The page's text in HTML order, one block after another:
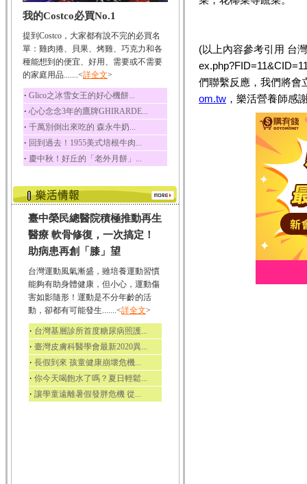
椰子含有糖類、脂肪、
荔枝
荔枝性質溫和所含的營
養素有醣類、檸檬酸...
五味子
五味子性質溫熱所含營
養成分有揮發油、檸...
草魚
草魚含有維生素A、維生
素C、及豐富的蛋白...
我的Costco必買No.1
提到Costco，大家都有說不完的必買名
單：雞肉捲、貝果、烤雞、巧克力和各
種能想到的便宜、好用、需要或不需要
的家庭用品.......<詳全文>
‧ Glico之冰雪女王的好心機餅...
‧ 心心念念3年的鷹牌GHIRARDE...
‧ 千萬別倒出來吃的 森永牛奶...
‧ 回到過去！1955美式培根牛肉...
‧ 慶中秋！好丘的「老外月餅」...
臺中榮民總醫院積極推動再生
醫療 軟骨修復，一次搞定！
助病患再創「膝」望
台灣運動風氣漸盛，雖培養運動習慣
能夠有助身體健康，但小心，運動傷
害如影隨形！運動是不分年齡的活
動，卻都有可能發生.......<詳全文>
‧ 台灣基層診所首度糖尿病照護...
‧ 臺灣皮膚科醫學會最新2020異...
‧ 長假到來 孩童健康崩壞危機...
‧ 你今天喝飽水了嗎？夏日輕鬆...
‧ 讓學童遠離暑假發胖危機 從...
(以上內容參考引用 台
們聯繫反應，我們將會
om.tw ，樂活營養師感